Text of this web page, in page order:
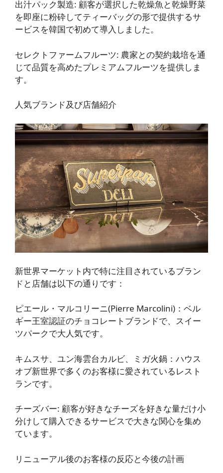
出汁パック製造: 顧客が選択した乾燥魚と乾燥野菜
を即座に粉砕してティーバッグの形で提供するサ
ービスを韓国で初めて導入しました。
セレクトファームフルーツ: 農家との契約栽培を通
じて品質を高めたプレミアムフルーツを提供しま
す。
人気ブランド及び店舗紹介
新世界マーケット内で特に注目されているブラン
ドと店舗は以下の通りです：
ピエール・マルコリーニ(Pierre Marcolini)：ベル
ギー王室認証のチョコレートブランドで、スイー
ツパークで大人気です。
キムスサ、ユン海雲台カルビ、ミガ火鍋 ：ハウス
オブ新世界で多くのお客様に愛されているレスト
ランです。
チーズバー: 顧客が好きなチーズを好きな量だけ小
分けして購入できるサービスで大きな関心を集め
ています。
リニューアル後のお客様の反応と今後の計画